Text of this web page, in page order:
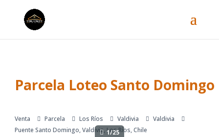
Parcela Loteo Santo Domingo
Venta Parcela Los Ríos Valdivia
Valdivia
Puente Santo Domingo, Valdivia, Los Ríos, Chile
1/25